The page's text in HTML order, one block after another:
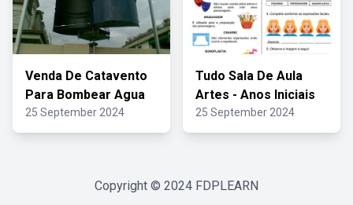
Venda De Catavento
Para Bombear Agua
25 September 2024
Tudo Sala De Aula
Artes - Anos Iniciais
25 September 2024
Copyright © 2024 FDPLEARN